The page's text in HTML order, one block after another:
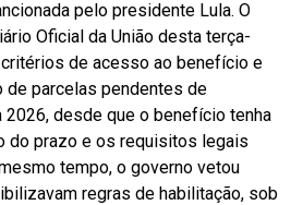
pelo presidente Lula. O
Oficial da União desta terça-
de acesso ao benefício e
de parcelas pendentes de
desde que o benefício tenha
do prazo e os requisitos legais
tempo, o governo vetou
regras de habilitação, sob